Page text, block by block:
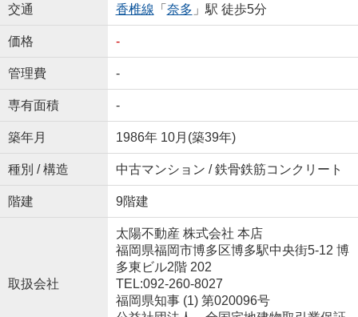
交通 香椎線 「 奈多 」駅 徒歩5分
価格 -
管理費 -
専有面積 -
築年月 1986年 10月(築39年)
種別 / 構造 中古マンション / 鉄骨鉄筋コンクリート
階建 9階建
取扱会社
太陽不動産 株式会社 本店
福岡県福岡市博多区博多駅中央街5-12 博
多東ビル2階 202
TEL:092-260-8027
福岡県知事 (1) 第020096号